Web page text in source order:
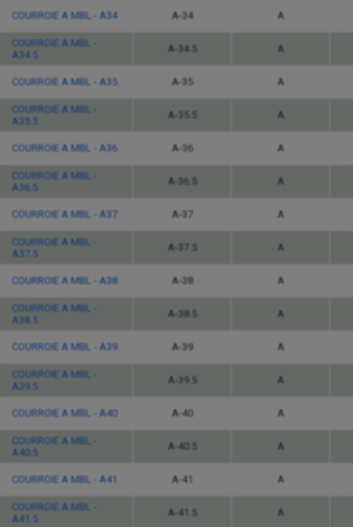
COURROIE A MBL - A34 A-34 A
COURROIE A MBL -
A34.5
A-34.5 A
COURROIE A MBL - A35 A-35 A
COURROIE A MBL -
A35.5
A-35.5 A
COURROIE A MBL - A36 A-36 A
COURROIE A MBL -
A36.5
A-36.5 A
COURROIE A MBL - A37 A-37 A
COURROIE A MBL -
A37.5
A-37.5 A
COURROIE A MBL - A38 A-38 A
COURROIE A MBL -
A38.5
A-38.5 A
COURROIE A MBL - A39 A-39 A
COURROIE A MBL -
A39.5
A-39.5 A
COURROIE A MBL - A40 A-40 A
COURROIE A MBL -
A40.5
A-40.5 A
COURROIE A MBL - A41 A-41 A
COURROIE A MBL -
A41.5
A-41.5 A